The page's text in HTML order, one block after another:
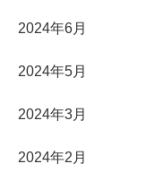
2024年6月
2024年5月
2024年3月
2024年2月